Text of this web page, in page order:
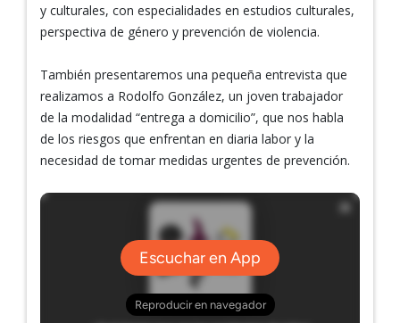
y culturales, con especialidades en estudios culturales,
perspectiva de género y prevención de violencia.
También presentaremos una pequeña entrevista que
realizamos a Rodolfo González, un joven trabajador
de la modalidad “entrega a domicilio”, que nos habla
de los riesgos que enfrentan en diaria labor y la
necesidad de tomar medidas urgentes de prevención.